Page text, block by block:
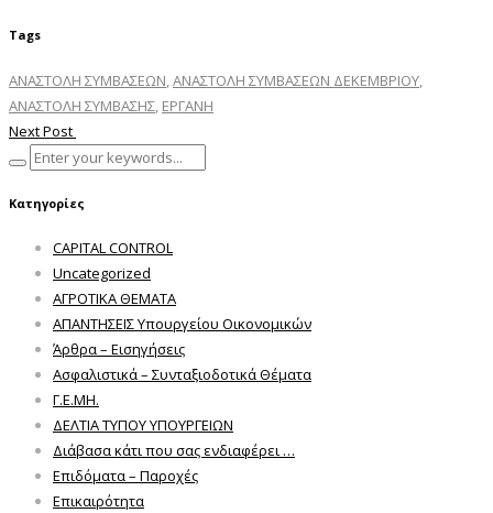
Tags
ΑΝΑΣΤΟΛΗ ΣΥΜΒΑΣΕΩΝ ΑΝΑΣΤΟΛΗ ΣΥΜΒΑΣΕΩΝ ΔΕΚΕΜΒΡΙΟΥ
ΑΝΑΣΤΟΛΗ ΣΥΜΒΑΣΗΣ ΕΡΓΑΝΗ
Next Post
Κατηγορίες
CAPITAL CONTROL
Uncategorized
ΑΓΡΟΤΙΚΑ ΘΕΜΑΤΑ
ΑΠΑΝΤΗΣΕΙΣ Υπουργείου Οικονομικών
Άρθρα – Εισηγήσεις
Ασφαλιστικά – Συνταξιοδοτικά Θέματα
Γ.Ε.ΜΗ.
ΔΕΛΤΙΑ ΤΥΠΟΥ ΥΠΟΥΡΓΕΙΩΝ
Διάβασα κάτι που σας ενδιαφέρει …
Επιδόματα – Παροχές
Επικαιρότητα